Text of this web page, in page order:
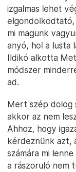
izgalmas lehet
elgondolkodtató,
mi magunk
anyó, hol a lusta
Ildikó alkotta
módszer
ad.
Mert szép dolog
akkor az nem
Ahhoz, hogy
kérdeznünk azt,
számára mi
a rászoruló nem